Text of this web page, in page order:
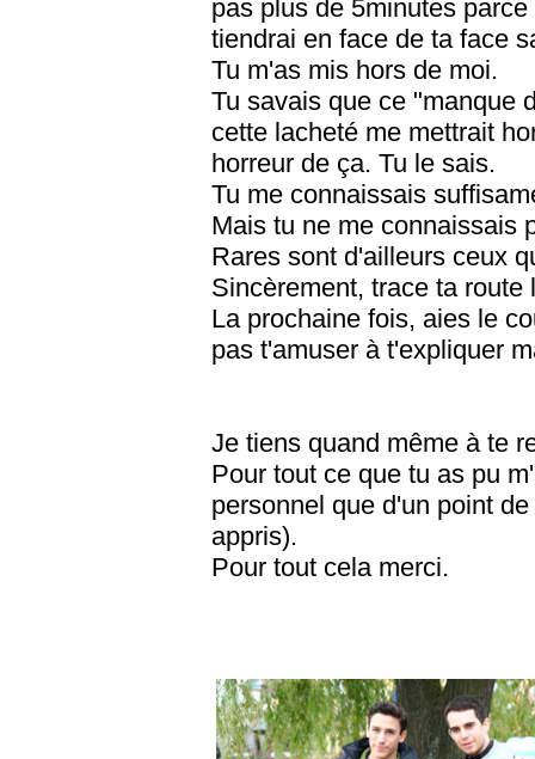
pas plus de 5minutes
tiendrai en face de ta face
Tu m'as mis hors de moi.
Tu savais que ce "manque
cette lacheté me mettrait
horreur de ça. Tu le sais.
Tu me connaissais
Mais tu ne me connaissais
Rares sont d'ailleurs ceux
Sincèrement, trace ta route
La prochaine fois, aies le
pas t'amuser à t'expliquer
Je tiens quand même à te
Pour tout ce que tu as pu
personnel que d'un point
appris).
Pour tout cela merci.